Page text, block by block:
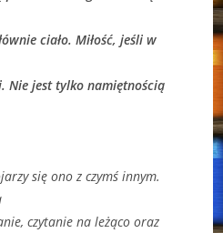
ciało. Miłość, jeśli w
Nie jest tylko namiętnością
się ono z czymś innym.
czytanie na leżąco oraz